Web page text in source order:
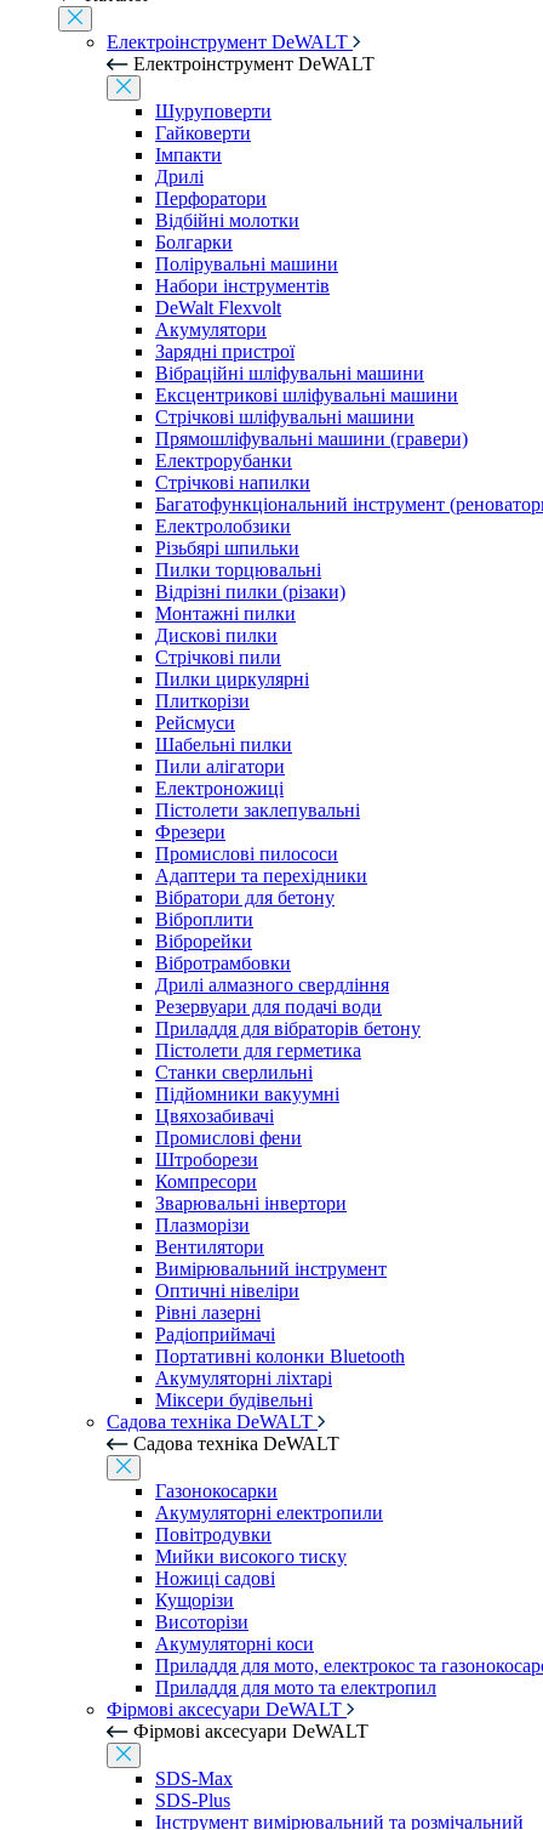
Електроінструмент DeWALT
Електроінструмент DeWALT
Шуруповерти
Гайковерти
Імпакти
Дрилі
Перфоратори
Відбійні молотки
Болгарки
Полірувальні машини
Набори інструментів
DeWalt Flexvolt
Акумулятори
Зарядні пристрої
Вібраційні шліфувальні машини
Ексцентрикові шліфувальні машини
Стрічкові шліфувальні машини
Прямошліфувальні машини (гравери)
Електрорубанки
Стрічкові напилки
Багатофункціональний інструмент
Електролобзики
Різьбярі шпильки
Пилки торцювальні
Відрізні пилки (різаки)
Монтажні пилки
Дискові пилки
Стрічкові пили
Пилки циркулярні
Плиткорізи
Рейсмуси
Шабельні пилки
Пили алігатори
Електроножиці
Пістолети заклепувальні
Фрезери
Промислові пилососи
Адаптери та перехідники
Вібратори для бетону
Віброплити
Віброрейки
Вібротрамбовки
Дрилі алмазного свердління
Резервуари для подачі води
Приладдя для вібраторів бетону
Пістолети для герметика
Станки сверлильні
Підйомники вакуумні
Цвяхозабивачі
Промислові фени
Штроборези
Компресори
Зварювальні інвертори
Плазморізи
Вентилятори
Вимірювальний інструмент
Оптичні нівеліри
Рівні лазерні
Радіоприймачі
Портативні колонки Bluetooth
Акумуляторні ліхтарі
Міксери будівельні
Садова техніка DeWALT
Садова техніка DeWALT
Газонокосарки
Акумуляторні електропили
Повітродувки
Мийки високого тиску
Ножиці садові
Кущорізи
Висоторізи
Акумуляторні коси
Приладдя для мото, електрокос та
Приладдя для мото та електропил
Фірмові аксесуари DeWALT
Фірмові аксесуари DeWALT
SDS-Max
SDS-Plus
Інструмент вимірювальний та розмічальний